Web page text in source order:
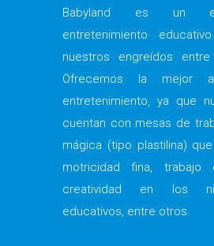
Babyland es un
entretenimiento
nuestros engreídos
Ofrecemos la mejor
entretenimiento, ya que
cuentan con mesas de
mágica (tipo plastilina)
motricidad fina,
creatividad en los
educativos, entre otros.